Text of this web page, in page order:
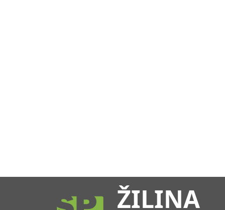
ŽILINA